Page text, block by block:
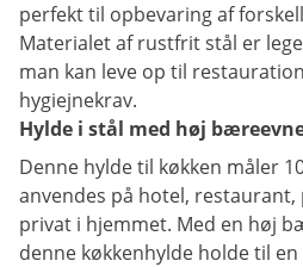
perfekt til opbevaring af
Materialet af rustfrit stål er
man kan leve op til
hygiejnekrav.
Hylde i stål med høj
Denne hylde til køkken måler
anvendes på hotel, restaurant,
privat i hjemmet. Med en høj
denne køkkenhylde holde til